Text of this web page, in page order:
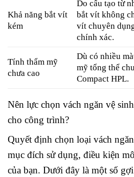
Khả năng bắt vít
kém
Do cấu tạo từ
bắt vít không
vít chuyên
chính xác.
Tính thẩm mỹ
chưa cao
Dù có nhiều
mỹ tổng thể
Compact HPL.
Nên lực chọn vách ngăn vệ
cho công trình?
Quyết định chọn loại vách
mục đích sử dụng, điều kiện
của bạn. Dưới đây là một số